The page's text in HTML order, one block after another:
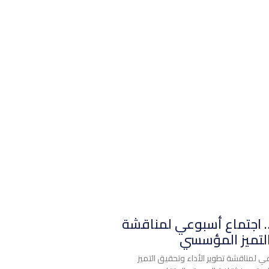
أسبوعي لمناقشة
المؤسسي
تطوير الأداء وتحقيق التميز